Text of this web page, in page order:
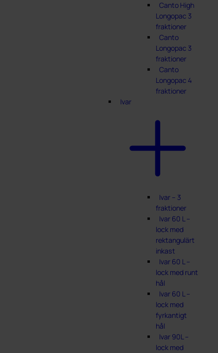
Canto High
Longopac 3
fraktioner
Canto
Longopac 3
fraktioner
Canto
Longopac 4
fraktioner
Ivar
Ivar – 3
fraktioner
Ivar 60 L –
lock med
rektangulärt
inkast
Ivar 60 L –
lock med runt
hål
Ivar 60 L –
lock med
fyrkantigt
hål
Ivar 90L –
lock med